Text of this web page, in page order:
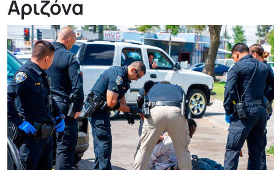
Αριζόνα